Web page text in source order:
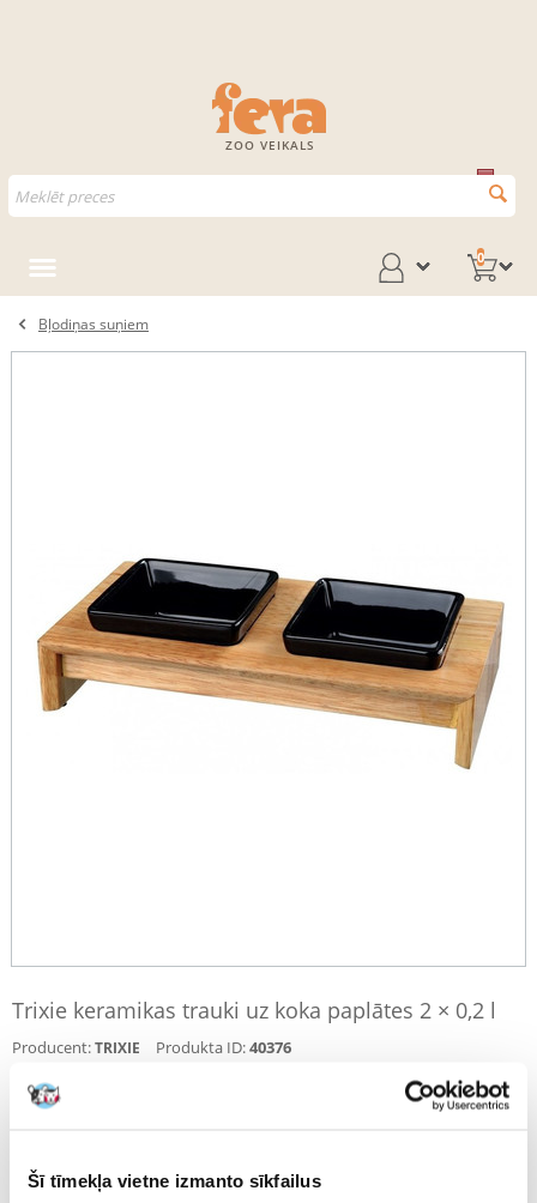
Šī tīmekļa vietne izmanto sīkfailus
ZOO VEIKALS
0
Bļodiņas suņiem
Trixie keramikas trauki uz koka paplātes 2 × 0,2 l
Producent:TRIXIE Produkta ID:40376
NOSŪTĪŠANA 48 STUNDU LAIKĀ.